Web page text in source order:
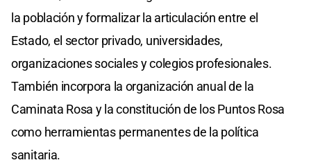
la población y formalizar la articulación entre el
Estado, el sector privado, universidades,
organizaciones sociales y colegios profesionales.
También incorpora la organización anual de la
Caminata Rosa y la constitución de los Puntos Rosa
como herramientas permanentes de la política
sanitaria.